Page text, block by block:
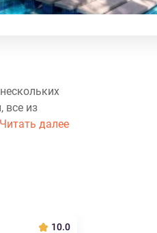
все из
Читать далее
10.0